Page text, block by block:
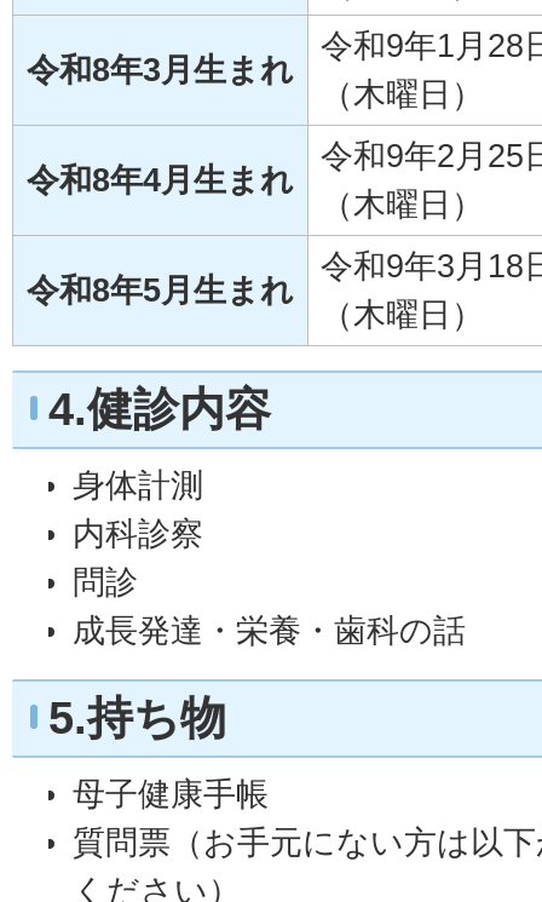
令和8年3月生まれ
令和9年1月28
（木曜日）
令和8年4月生まれ
令和9年2月25
（木曜日）
令和8年5月生まれ
令和9年3月18
（木曜日）
4.健診内容
身体計測
内科診察
問診
成長発達・栄養・歯科の話
5.持ち物
母子健康手帳
質問票（お手元にない方は以
ください）